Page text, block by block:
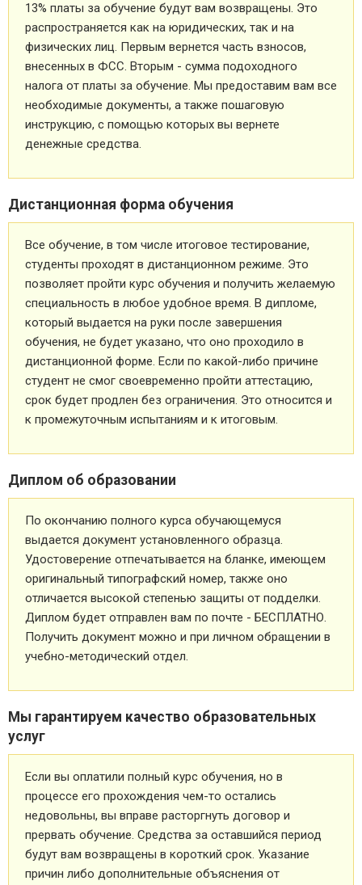
13% платы за обучение будут вам возвращены. Это
распространяется как на юридических, так и на
физических лиц. Первым вернется часть взносов,
внесенных в ФСС. Вторым - сумма подоходного
налога от платы за обучение. Мы предоставим вам все
необходимые документы, а также пошаговую
инструкцию, с помощью которых вы вернете
денежные средства.
Дистанционная форма обучения
Все обучение, в том числе итоговое тестирование,
студенты проходят в дистанционном режиме. Это
позволяет пройти курс обучения и получить желаемую
специальность в любое удобное время. В дипломе,
который выдается на руки после завершения
обучения, не будет указано, что оно проходило в
дистанционной форме. Если по какой-либо причине
студент не смог своевременно пройти аттестацию,
срок будет продлен без ограничения. Это относится и
к промежуточным испытаниям и к итоговым.
Диплом об образовании
По окончанию полного курса обучающемуся
выдается документ установленного образца.
Удостоверение отпечатывается на бланке, имеющем
оригинальный типографский номер, также оно
отличается высокой степенью защиты от подделки.
Диплом будет отправлен вам по почте - БЕСПЛАТНО.
Получить документ можно и при личном обращении в
учебно-методический отдел.
Мы гарантируем качество образовательных
услуг
Если вы оплатили полный курс обучения, но в
процессе его прохождения чем-то остались
недовольны, вы вправе расторгнуть договор и
прервать обучение. Средства за оставшийся период
будут вам возвращены в короткий срок. Указание
причин либо дополнительные объяснения от